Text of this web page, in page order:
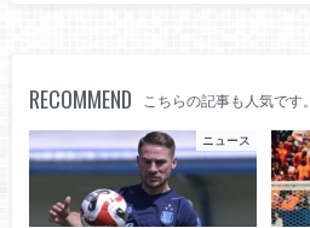
RECOMMEND こちらの記事も人気です。
ニュース